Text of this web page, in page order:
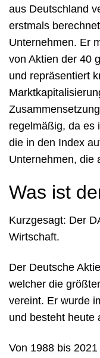
aus Deutschland
erstmals
Unternehmen. Er
von Aktien der 40
und repräsentiert
regelmäßig, da es
die in den Index
Unternehmen, die
Was ist
Kurzgesagt: Der
Wirtschaft.
Der Deutsche
welcher die
vereint. Er wurde
und besteht heute
Von 1988 bis